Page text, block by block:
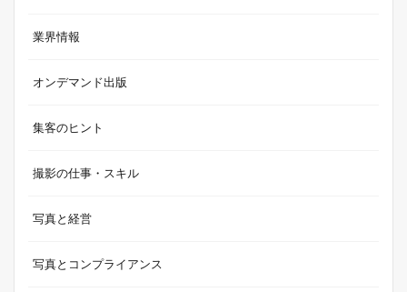
業界情報
オンデマンド出版
集客のヒント
撮影の仕事・スキル
写真と経営
写真とコンプライアンス